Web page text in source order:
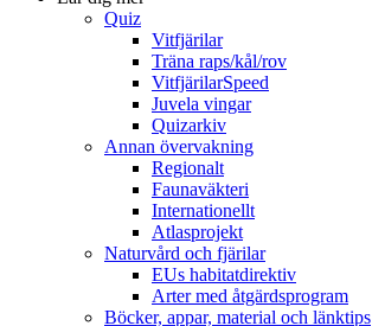
Quiz
Vitfjärilar
Träna raps/kål/rov
VitfjärilarSpeed
Juvela vingar
Quizarkiv
Annan övervakning
Regionalt
Faunaväkteri
Internationellt
Atlasprojekt
Naturvård och fjärilar
EUs habitatdirektiv
Arter med åtgärdsprogram
Böcker, appar, material och länktips